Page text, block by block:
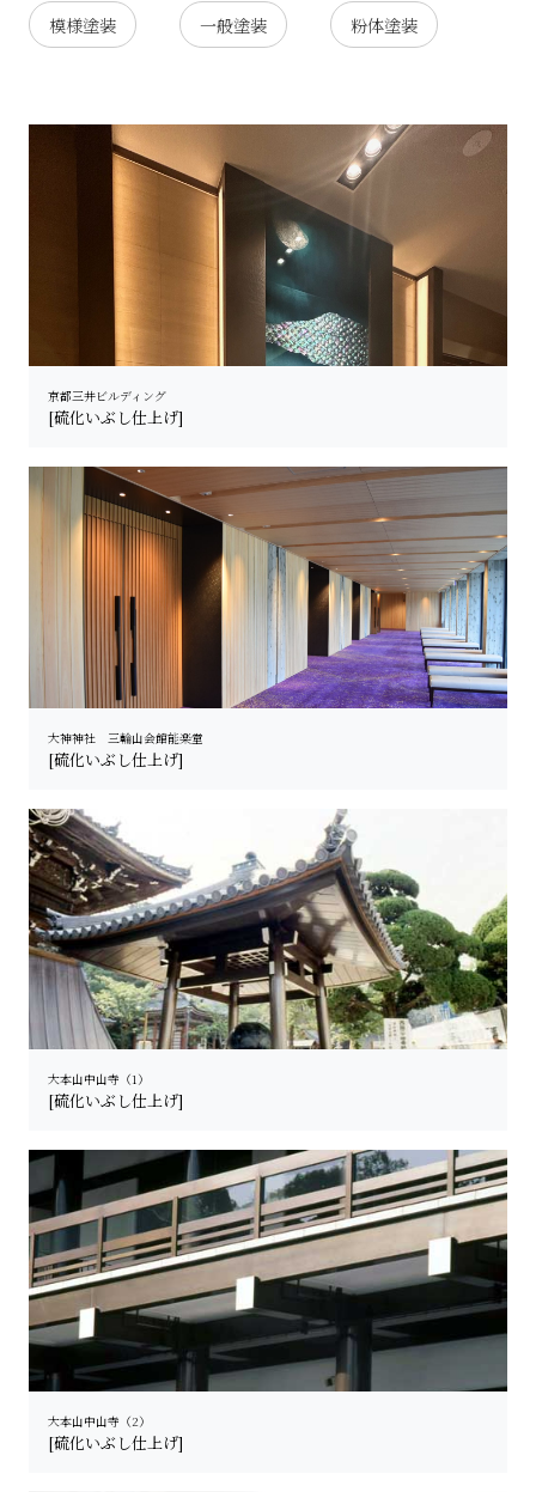
模様塗装 一般塗装 粉体塗装
京都三井ビルディング
[硫化いぶし仕上げ]
大神神社 三輪山会館能楽堂
[硫化いぶし仕上げ]
大本山中山寺（1）
[硫化いぶし仕上げ]
大本山中山寺（2）
[硫化いぶし仕上げ]